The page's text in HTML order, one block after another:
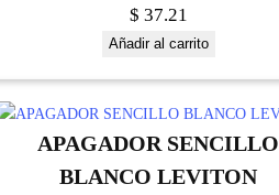
$ 37.21
Añadir al carrito
APAGADOR SENCILLO
BLANCO LEVITON